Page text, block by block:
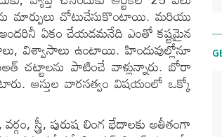
మార్పులు చోటుచేసుకొంటాయి. మరియు
ఏకం చేయడమనేది ఎంతో కష్టమైన
విశ్వాసాలు ఉంటాయి. హిందువుల్లోనూ
చట్టాలను పాటించే వాళ్లున్నారు. బోరా
ఆస్తుల వారసత్వం విషయంలో ఒక్కో
స్త్రీ, పురుష లింగ భేదాలకు అతీతంగా